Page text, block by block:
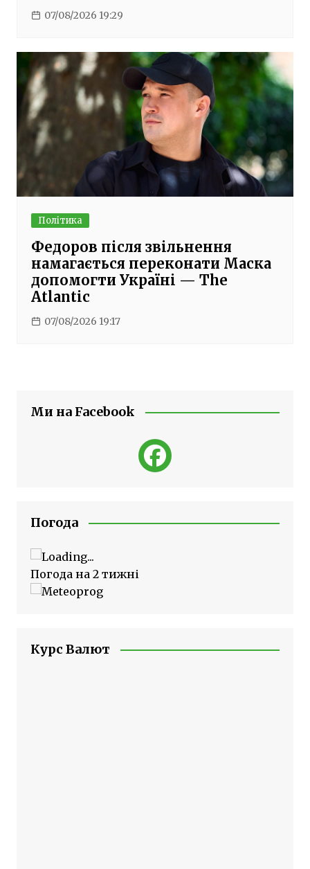
07/08/2026 19:29
Політика
Федоров після звільнення
намагається переконати Маска
допомогти Україні — The
Atlantic
07/08/2026 19:17
Ми на Facebook
Погода
Погода на 2 тижні
Курс Валют